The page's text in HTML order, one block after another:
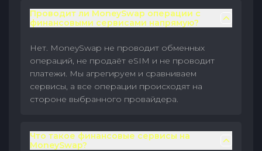
Проводит ли MoneySwap операции с
финансовыми сервисами напрямую?
Нет. MoneySwap не проводит обменных
операций, не продаёт eSIM и не проводит
платежи. Мы агрегируем и сравниваем
сервисы, а все операции происходят на
стороне выбранного провайдера.
Что такое финансовые сервисы на
MoneySwap?